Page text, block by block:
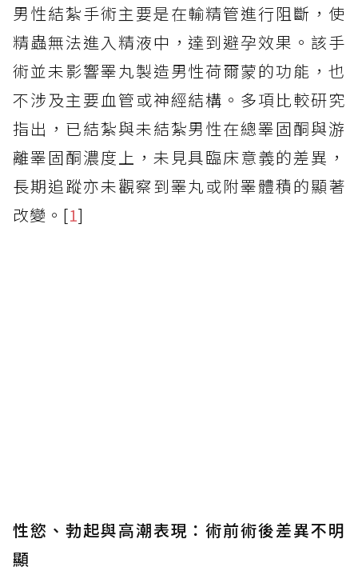
男性結紮手術主要是在輸精管進行阻斷，使
精蟲無法進入精液中，達到避孕效果。該手
術並未影響睪丸製造男性荷爾蒙的功能，也
不涉及主要血管或神經結構。多項比較研究
指出，已結紮與未結紮男性在總睪固酮與游
離睪固酮濃度上，未見具臨床意義的差異，
長期追蹤亦未觀察到睪丸或附睪體積的顯著
改變。[1]
性慾、勃起與高潮表現：術前術後差異不明
顯